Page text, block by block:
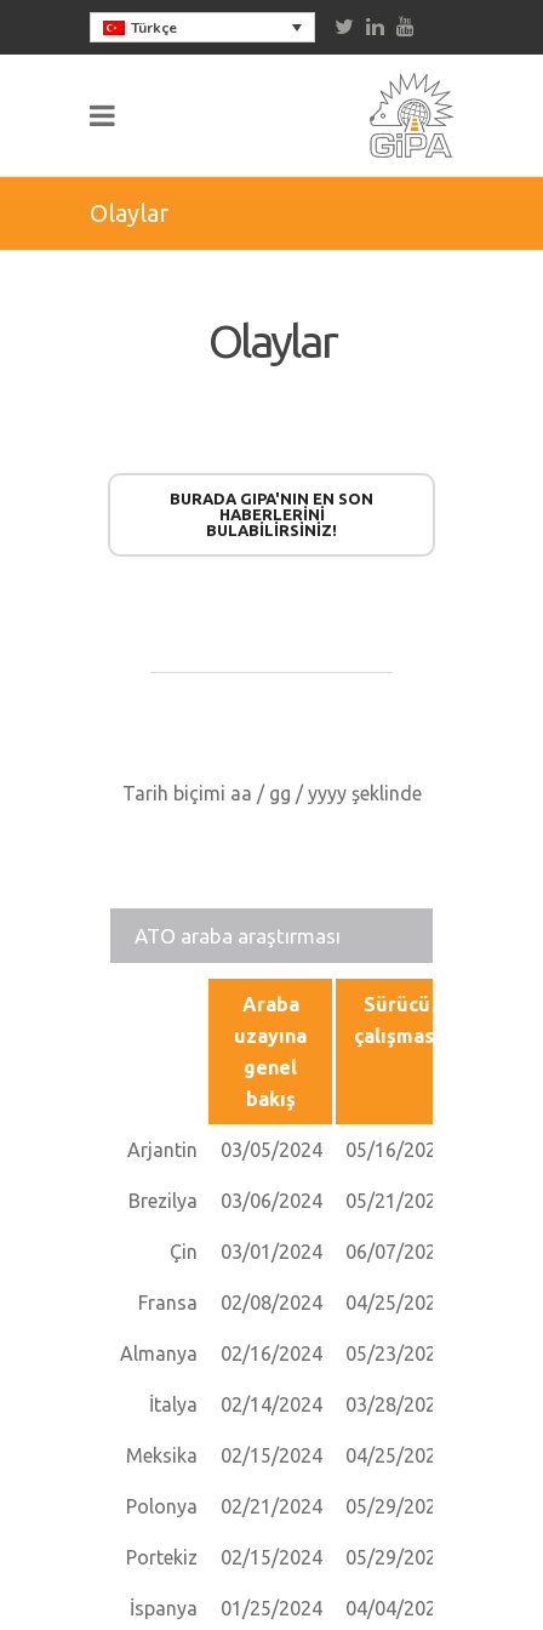
Türkçe
Olaylar
Olaylar
BURADA GIPA'NIN EN SON
HABERLERINI
BULABILIRSINIZ!
Tarih biçimi aa / gg / yyyy şeklinde
ATO araba araştırması
Araba
uzayına
genel
bakış
Sürücü
çalışması
Arjantin 03/05/2024 05/16/2024
Brezilya 03/06/2024 05/21/2024
Çin 03/01/2024 06/07/2024
Fransa 02/08/2024 04/25/2024
Almanya 02/16/2024 05/23/2024
İtalya 02/14/2024 03/28/2024
Meksika 02/15/2024 04/25/2024
Polonya 02/21/2024 05/29/2024
Portekiz 02/15/2024 05/29/2024
İspanya 01/25/2024 04/04/2024